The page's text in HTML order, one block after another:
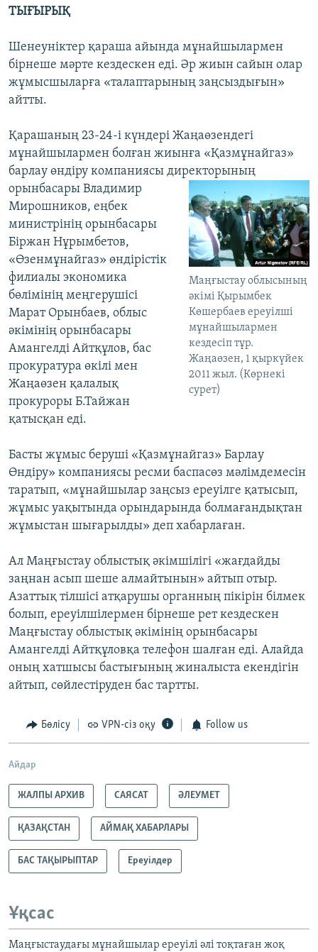
ТЫҒЫРЫҚ
Шенеуніктер қараша айында мұнайшылармен
бірнеше мәрте кездескен еді. Әр жиын сайын олар
жұмысшыларға «талаптарының заңсыздығын»
айтты.
Қарашаның 23-24-і күндері Жаңаөзендегі
мұнайшылармен болған жиынға «Қазмұнайгаз»
барлау өндіру компаниясы директорының
орынбасары
Маңғыстау облысының
әкімі Қырымбек
Көшербаев ереуілші
мұнайшылармен
кездесіп тұр.
Жаңаөзен, 1 қыркүйек
2011 жыл. (Көрнекі
сурет)
Владимир
Мирошников, еңбек
министрінің орынбасары
Біржан Нұрымбетов,
«Өзенмұнайгаз» өндірістік
филиалы экономика
бөлімінің меңгерушісі
Марат Орынбаев, облыс
әкімінің орынбасары
Амангелді Айтқұлов, бас
прокуратура өкілі мен
Жаңаөзен қалалық
прокуроры Б.Тайжан
қатысқан еді.
Басты жұмыс беруші «Қазмұнайгаз» Барлау
Өндіру» компаниясы ресми баспасөз мәлімдемесін
таратып, «мұнайшылар заңсыз ереуілге қатысып,
жұмыс уақытында орындарында болмағандықтан
жұмыстан шығарылды» деп хабарлаған.
Ал Маңғыстау облыстық әкімшілігі «жағдайды
заңнан асып шеше алмайтынын» айтып отыр.
Азаттық тілшісі атқарушы органның пікірін білмек
болып, ереуілшілермен бірнеше рет кездескен
Маңғыстау облыстық әкімінің орынбасары
Амангелді Айтқұловқа телефон шалған еді. Алайда
оның хатшысы бастығының жиналыста екендігін
айтып, сөйлестіруден бас тартты.
Бөлісу VPN-сіз оқу Follow us
Айдар
ЖАЛПЫ АРХИВ САЯСАТ ӘЛЕУМЕТ
ҚАЗАҚСТАН АЙМАҚ ХАБАРЛАРЫ
БАС ТАҚЫРЫПТАР Ереуілдер
Ұқсас
Маңғыстаудағы мұнайшылар ереуілі әлі тоқтаған жоқ